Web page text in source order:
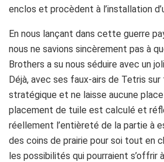
enclos et procèdent à l’installation
En nous lançant dans cette guerre
nous ne savions sincèrement pas à
Brothers a su nous séduire avec un
Déjà, avec ses faux-airs de Tetris
stratégique et ne laisse aucune place
placement de tuile est calculé et
réellement l’entièreté de la partie à
des coins de prairie pour soi tout en
les possibilités qui pourraient s’offrir